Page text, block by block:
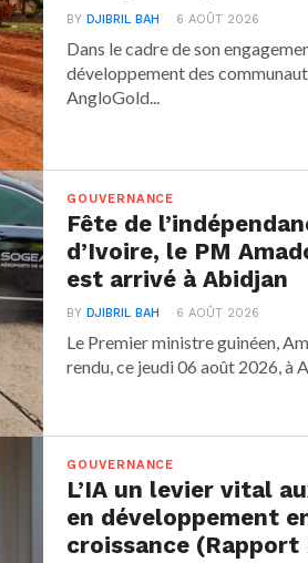
BYDJIBRIL BAH 6 AOÛT 2026
Dans le cadre de son
développement des
AngloGold...
GOUVERNANCE
Fête de
d’Ivoire, le PM
est arrivé à Abidjan
BYDJIBRIL BAH 6 AOÛT 2026
Le Premier ministre guinéen,
rendu, ce jeudi 06 août 2026, à
GOUVERNANCE
L’IA un levier vital
en développement
croissance (Rapport